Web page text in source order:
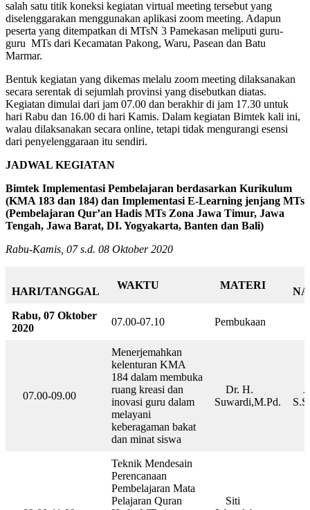
salah satu titik koneksi kegiatan virtual meeting tersebut yang
diselenggarakan menggunakan aplikasi zoom meeting. Adapun
peserta yang ditempatkan di MTsN 3 Pamekasan meliputi guru-
guru MTs dari Kecamatan Pakong, Waru, Pasean dan Batu
Marmar.
Bentuk kegiatan yang dikemas melalu zoom meeting dilaksanakan
secara serentak di sejumlah provinsi yang disebutkan diatas.
Kegiatan dimulai dari jam 07.00 dan berakhir di jam 17.30 untuk
hari Rabu dan 16.00 di hari Kamis. Dalam kegiatan Bimtek kali ini,
walau dilaksanakan secara online, tetapi tidak mengurangi esensi
dari penyelenggaraan itu sendiri.
JADWAL KEGIATAN
Bimtek Implementasi Pembelajaran berdasarkan Kurikulum
(KMA 183 dan 184) dan Implementasi E-Learning jenjang MTs
(Pembelajaran Qur’an Hadis MTs Zona Jawa Timur, Jawa
Tengah, Jawa Barat, DI. Yogyakarta, Banten dan Bali)
Rabu-Kamis, 07 s.d. 08 Oktober 2020
HARI/TANGGAL
WAKTU MATERI
Rabu, 07 Oktober
2020
07.00-07.10 Pembukaan
07.00-09.00
Menerjemahkan
kelenturan KMA
184 dalam membuka
ruang kreasi dan
inovasi guru dalam
melayani
keberagaman bakat
dan minat siswa
Dr. H.
Suwardi,M.Pd.
Teknik Mendesain
Perencanaan
Pembelajaran Mata
Pelajaran Quran
Siti